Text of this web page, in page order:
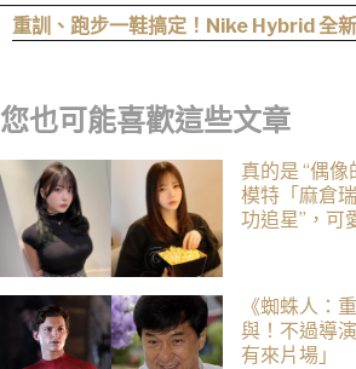
節曝光
重訓、跑步一鞋搞定！Nike Hybrid 全
您也可能喜歡這些文章
真的是 “偶
模特「麻倉
功追星”，可
《蜘蛛人：
與！不過導
有來片場」